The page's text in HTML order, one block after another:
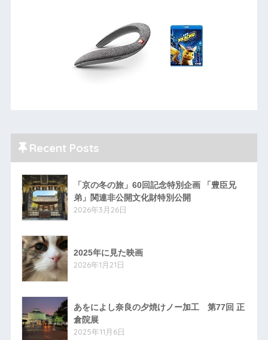
Recent Posts
「京の冬の旅」60回記念特別企画 「豊臣兄
弟」関連非公開文化財特別公開
2026年3月26日
2025年に見た映画
2026年1月21日
あをによし奈良の夕焼けノー加工 第77回 正
倉院展
2025年11月6日